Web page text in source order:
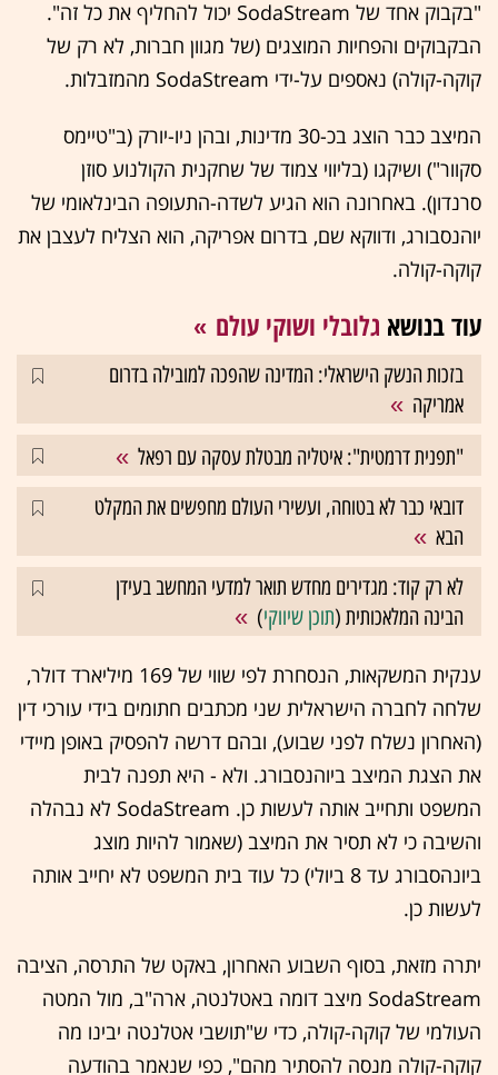
"בקבוק אחד של SodaStream יכול להחליף את כל זה".
הבקבוקים והפחיות המוצגים (של מגוון חברות, לא רק של
קוקה-קולה) נאספים על-ידי SodaStream מהמזבלות.
המיצב כבר הוצג בכ-30 מדינות, ובהן ניו-יורק (ב"טיימס
סקוור") ושיקגו (בליווי צמוד של שחקנית הקולנוע סוזן
סרנדון). באחרונה הוא הגיע לשדה-התעופה הבינלאומי של
יוהנסבורג, ודווקא שם, בדרום אפריקה, הוא הצליח לעצבן את
קוקה-קולה.
עוד בנושא גלובלי ושוקי עולם
בזכות הנשק הישראלי: המדינה שהפכה למובילה בדרום
אמריקה
"תפנית דרמטית": איטליה מבטלת עסקה עם רפאל
דובאי כבר לא בטוחה, ועשירי העולם מחפשים את המקלט
הבא
לא רק קוד: מגדירים מחדש תואר למדעי המחשב בעידן
הבינה המלאכותית (תוכן שיווקי)
ענקית המשקאות, הנסחרת לפי שווי של 169 מיליארד דולר,
שלחה לחברה הישראלית שני מכתבים חתומים בידי עורכי דין
(האחרון נשלח לפני שבוע), ובהם דרשה להפסיק באופן מיידי
את הצגת המיצב ביוהנסבורג. ולא - היא תפנה לבית
המשפט ותחייב אותה לעשות כן. SodaStream לא נבהלה
והשיבה כי לא תסיר את המיצב (שאמור להיות מוצג
ביונהסבורג עד 8 ביולי) כל עוד בית המשפט לא יחייב אותה
לעשות כן.
יתרה מזאת, בסוף השבוע האחרון, באקט של התרסה, הציבה
SodaStream מיצב דומה באטלנטה, ארה"ב, מול המטה
העולמי של קוקה-קולה, כדי ש"תושבי אטלנטה יבינו מה
קוקה-קולה מנסה להסתיר מהם", כפי שנאמר בהודעה